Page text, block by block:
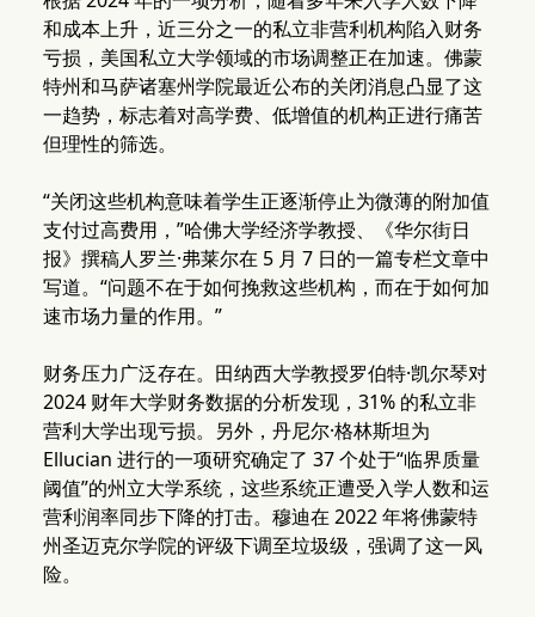
和成本上升，近三分之一的私立非营利机构陷入财务
亏损，美国私立大学领域的市场调整正在加速。佛蒙
特州和马萨诸塞州学院最近公布的关闭消息凸显了这
一趋势，标志着对高学费、低增值的机构正进行痛苦
但理性的筛选。
“关闭这些机构意味着学生正逐渐停止为微薄的附加值
支付过高费用，”哈佛大学经济学教授、《华尔街日
报》撰稿人罗兰·弗莱尔在 5 月 7 日的一篇专栏文章中
写道。“问题不在于如何挽救这些机构，而在于如何加
速市场力量的作用。”
财务压力广泛存在。田纳西大学教授罗伯特·凯尔琴对
2024 财年大学财务数据的分析发现，31% 的私立非
营利大学出现亏损。另外，丹尼尔·格林斯坦为
Ellucian 进行的一项研究确定了 37 个处于“临界质量
阈值”的州立大学系统，这些系统正遭受入学人数和运
营利润率同步下降的打击。穆迪在 2022 年将佛蒙特
州圣迈克尔学院的评级下调至垃圾级，强调了这一风
险。